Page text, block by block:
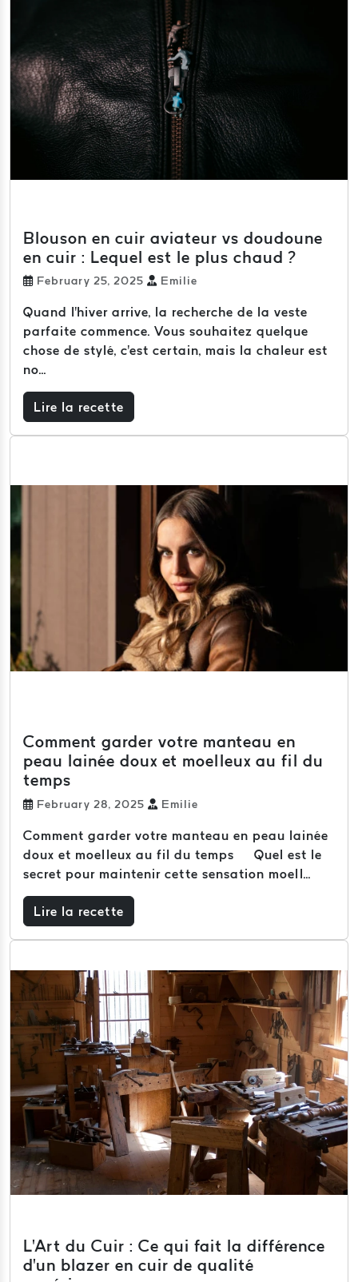
Blouson en cuir aviateur vs doudoune
en cuir : Lequel est le plus chaud ?
February 25, 2025 Emilie
Quand l'hiver arrive, la recherche de la veste
parfaite commence. Vous souhaitez quelque
chose de stylé, c'est certain, mais la chaleur est
no...
Lire la recette
Comment garder votre manteau en
peau lainée doux et moelleux au fil du
temps
February 28, 2025 Emilie
Comment garder votre manteau en peau lainée
doux et moelleux au fil du temps Quel est le
secret pour maintenir cette sensation moell...
Lire la recette
L'Art du Cuir : Ce qui fait la différence
d'un blazer en cuir de qualité